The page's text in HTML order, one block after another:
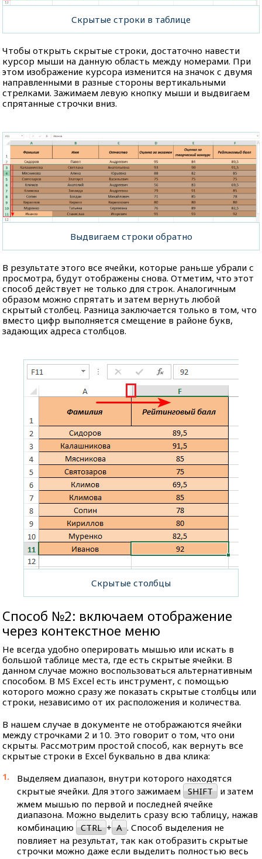
Скрытые строки в таблице
Чтобы открыть скрытые строки, достаточно навести
курсор мыши на данную область между номерами. При
этом изображение курсора изменится на значок с двумя
направленными в разные стороны вертикальными
стрелками. Зажимаем левую кнопку мыши и выдвигаем
спрятанные строчки вниз.
Выдвигаем строки обратно
В результате этого все ячейки, которые раньше убрали с
просмотра, будут отображены снова. Отметим, что этот
способ действует не только для строк. Аналогичным
образом можно спрятать и затем вернуть любой
скрытый столбец. Разница заключается только в том, что
вместо цифр выполняется смещение в районе букв,
задающих адреса столбцов.
Скрытые столбцы
Способ №2: включаем отображение
через контекстное меню
Не всегда удобно оперировать мышью или искать в
большой таблице места, где есть скрытые ячейки. В
данном случае можно воспользоваться альтернативным
способом. В MS Excel есть инструмент, с помощью
которого можно сразу же показать скрытые столбцы или
строки, независимо от их расположения и количества.
В нашем случае в документе не отображаются ячейки
между строчками 2 и 10. Это говорит о том, что они
скрыты. Рассмотрим простой способ, как вернуть все
скрытые строки в Excel буквально в два клика:
Выделяем диапазон, внутри которого находятся
скрытые ячейки. Для этого зажимаем
SHIFT
и затем
жмем мышью по первой и последней ячейке
диапазона. Можно выделить сразу всю таблицу, нажав
комбинацию
CTRL + A . Способ выделения не
повлияет на результат, так как отобразить скрытые
строчки можно даже если выделить полностью весь